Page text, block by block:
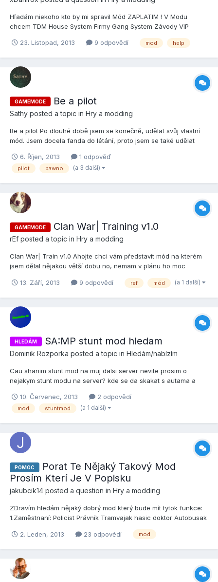
Hľadám niekoho kto by mi spravil Mód ZAPLATIM ! V Modu
chcem TDM House System Firmy Gang System Závody VIP
/tank Bomb System - Bomba do auta , Palivo , Naslapna mina atd
23. Listopad, 2013 9 odpovědí mod help
GAMEMODE Be a pilot
Sathy posted a topic in Hry a modding
Be a pilot Po dlouhé době jsem se konečně, udělat svůj vlastní
mód. Jsem docela fanda do létání, proto jsem se také udělat
inspirovat od zahraniční módu “Pilot’s Life”. Možná někteří znají.
Už ale dost těchto nezáživných keců a vrhnem se na...
6. Říjen, 2013 1 odpověď
pilot pawno (a 3 další)
GAMEMODE Clan War| Training v1.0
rEf posted a topic in Hry a modding
Clan War| Train v1.0 Ahojte chci vám představit mód na kterém
jsem dělal nějakou větší dobu no, nemam v plánu ho moc
věděli. Jde o Clan War a Training mód což znamená že je dělán
13. Září, 2013 9 odpovědí ref mód (a 1 další)
HLEDÁM SA:MP stunt mod hledam
Dominik Rozporka posted a topic in Hledám/nabízím
Cau shanim stunt mod na muj dalsi server nevite prosim o
nejakym stunt modu na server? kde se da skakat s autama a
10. Červenec, 2013
2 odpovědí
mod stuntmod (a 1 další)
POMOC
Porat Te Nějaký Takový Mod
Prosím Kterí Je V Popisku
jakubcik14 posted a question in Hry a modding
ZDravím hledám nějaký dobrý mod který bude mít tytok funkce:
1.Zaměstnaní: Policist Právník Tramvajak hasic doktor Autobusak
kdyš přijde obje výse mu tam tabulka a nemusí psat
2. Leden, 2013 23 odpovědí mod